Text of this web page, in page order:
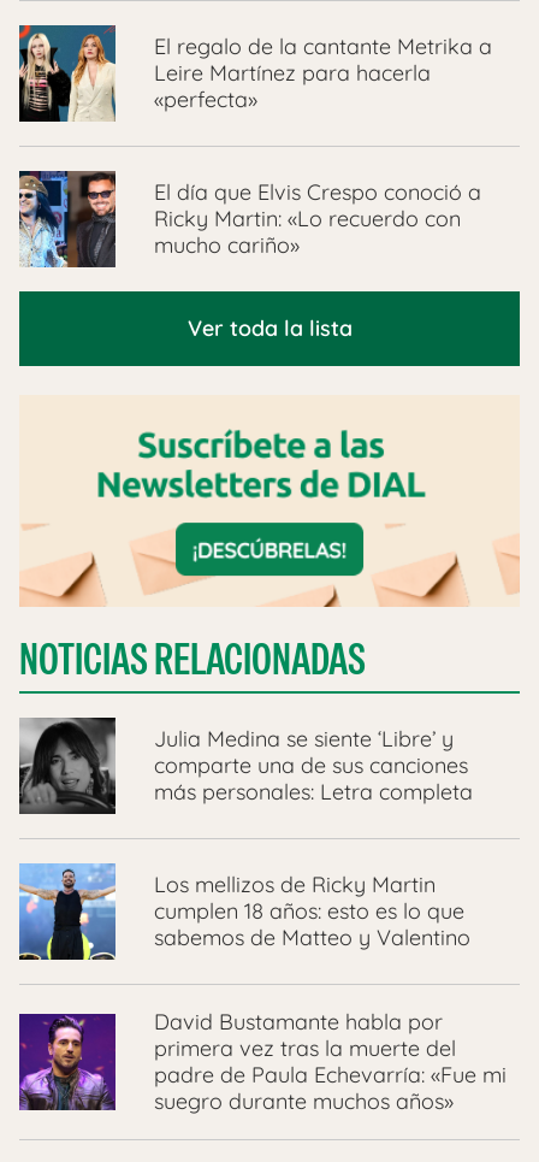
El regalo de la cantante Metrika a
Leire Martínez para hacerla
«perfecta»
El día que Elvis Crespo conoció a
Ricky Martin: «Lo recuerdo con
mucho cariño»
Ver toda la lista
NOTICIAS RELACIONADAS
Julia Medina se siente ‘Libre’ y
comparte una de sus canciones
más personales: Letra completa
Los mellizos de Ricky Martin
cumplen 18 años: esto es lo que
sabemos de Matteo y Valentino
David Bustamante habla por
primera vez tras la muerte del
padre de Paula Echevarría: «Fue mi
suegro durante muchos años»